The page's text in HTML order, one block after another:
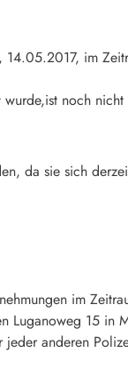
14.05.2017, im
noch nicht
da sie sich
im
15 in
anderen